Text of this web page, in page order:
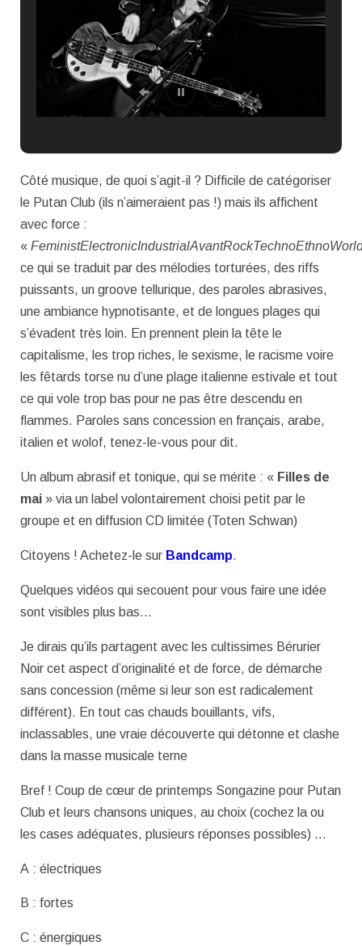
Côté musique, de quoi s’agit-il ? Difficile de catégoriser
le Putan Club (ils n’aimeraient pas !) mais ils affichent
avec force :
«
ce qui se traduit par des mélodies torturées, des riffs
puissants, un groove tellurique, des paroles abrasives,
une ambiance hypnotisante, et de longues plages qui
s’évadent très loin. En prennent plein la tête le
capitalisme, les trop riches, le sexisme, le racisme voire
les fêtards torse nu d’une plage italienne estivale et tout
ce qui vole trop bas pour ne pas être descendu en
flammes. Paroles sans concession en français, arabe,
italien et wolof, tenez-le-vous pour dit.
Un album abrasif et tonique, qui se mérite : « Filles de
mai » via un label volontairement choisi petit par le
groupe et en diffusion CD limitée (Toten Schwan)
Citoyens ! Achetez-le sur Bandcamp.
Quelques vidéos qui secouent pour vous faire une idée
sont visibles plus bas…
Je dirais qu’ils partagent avec les cultissimes Bérurier
Noir cet aspect d’originalité et de force, de démarche
sans concession (même si leur son est radicalement
différent). En tout cas chauds bouillants, vifs,
inclassables, une vraie découverte qui détonne et clashe
dans la masse musicale terne
Bref ! Coup de cœur de printemps Songazine pour Putan
Club et leurs chansons uniques, au choix (cochez la ou
les cases adéquates, plusieurs réponses possibles) …
A : électriques
B : fortes
C : énergiques